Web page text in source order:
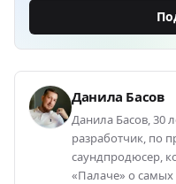
Данила Басов
Данила Басов, 30
разработчик, по
саундпродюсер,
«Палаче» о